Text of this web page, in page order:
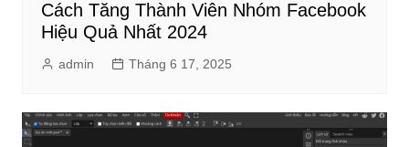
Cách Tăng Thành Viên Nhóm Facebook
Hiệu Quả Nhất 2024
admin Tháng 6 17, 2025